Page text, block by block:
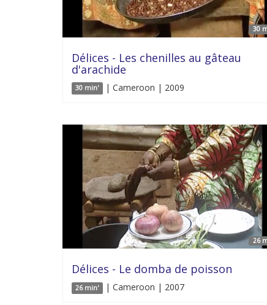
30
Délices - Les chenilles au gâteau
d'arachide
30 min' | Cameroon | 2009
26
Délices - Le domba de poisson
26 min' | Cameroon | 2007